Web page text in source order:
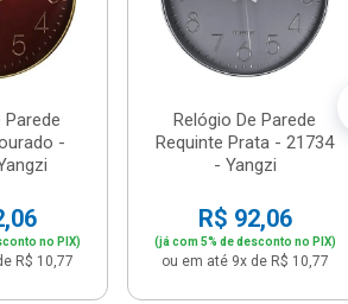
Parede
-
no PIX)
R$ 10,77
Relógio De Parede
Requinte Prata - 21734
- Yangzi
R$ 92,06
(já com 5% de desconto no PIX)
ou em até 9x de R$ 10,77